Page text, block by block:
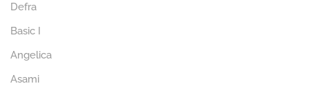
Defra
Basic I
Angelica
Asami